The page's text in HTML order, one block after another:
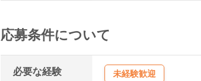
応募条件について
必要な経験 未経験歓迎